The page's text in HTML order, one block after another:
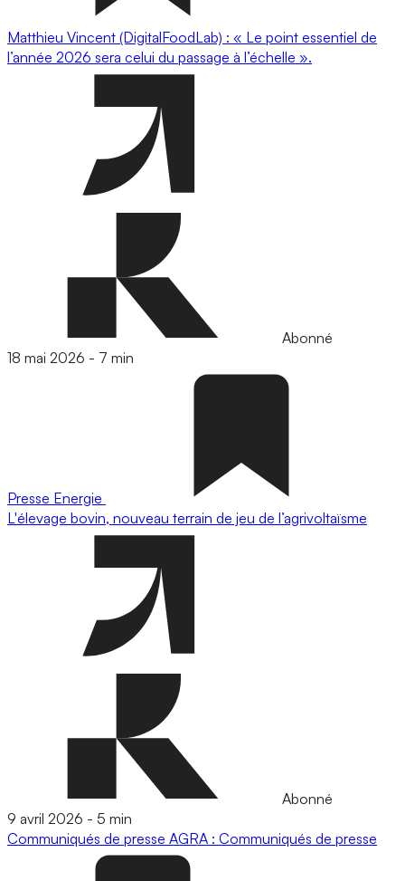
Matthieu Vincent (DigitalFoodLab) : « Le point essentiel de
l’année 2026 sera celui du passage à l’échelle ».
Abonné
18 mai 2026 - 7 min
Presse Energie
L'élevage bovin, nouveau terrain de jeu de l’agrivoltaïsme
Abonné
9 avril 2026 - 5 min
Communiqués de presse AGRA : Communiqués de presse